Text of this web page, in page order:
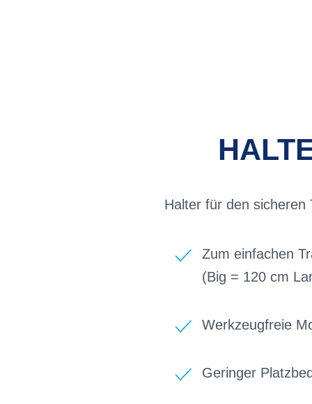
Halter für den
Zum einfachen
(Big = 120 cm
Werkzeugfreie
Geringer